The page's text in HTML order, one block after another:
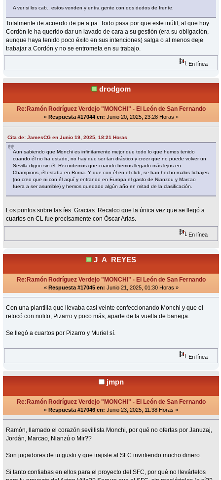
A ver si los cab.. estos venden y entra gente con dos dedos de frente.
Totalmente de acuerdo de pe a pa. Todo pasa por que este inútil, al que hoy
Cordón le ha querido dar un lavado de cara a su gestión (era su obligación,
aunque haya tenido poco éxito en sus intenciones) salga o al menos deje
trabajar a Cordón y no se entrometa en su trabajo.
En línea
drodgom
Re:Ramón Rodríguez Verdejo "MONCHI" - El León de San Fernando
« Respuesta #17044 en: Junio 20, 2025, 23:28 Horas »
Cita de: JamesCG en Junio 19, 2025, 18:21 Horas
Aun sabiendo que Monchi es infinitamente mejor que todo lo que hemos tenido
cuando él no ha estado, no hay que ser tan drástico y creer que no puede volver un
Sevilla digno sin él. Recordemos que cuando hemos llegado más lejos en
Champions, él estaba en Roma. Y que con él en el club, se han hecho malos fichajes
(no creo que ni con él aquí y entrando en Europa el gasto de Nianzou y Marcao
fuera a ser asumible) y hemos quedado algún año en mitad de la clasificación.
Los puntos sobre las íes. Gracias. Recalco que la única vez que se llegó a
cuartos en CL fue precisamente con Óscar Arias.
En línea
J_A_REYES
Re:Ramón Rodríguez Verdejo "MONCHI" - El León de San Fernando
« Respuesta #17045 en: Junio 21, 2025, 01:30 Horas »
Con una plantilla que llevaba casi veinte confeccionando Monchi y que el
retocó con nolito, Pizarro y poco más, aparte de la vuelta de banega.
Se llegó a cuartos por Pizarro y Muriel sí.
En línea
jmpn
Re:Ramón Rodríguez Verdejo "MONCHI" - El León de San Fernando
« Respuesta #17046 en: Junio 23, 2025, 11:38 Horas »
Ramón, llamado el corazón sevillista Monchi, por qué no ofertas por Januzaj,
Jordán, Marcao, Nianzú o Mir??
Son jugadores de tu gusto y que trajiste al SFC invirtiendo mucho dinero.
Si tanto confiabas en ellos para el proyecto del SFC, por qué no llevártelos